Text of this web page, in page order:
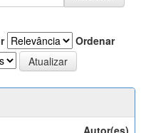
Ordenar
Autor(es)